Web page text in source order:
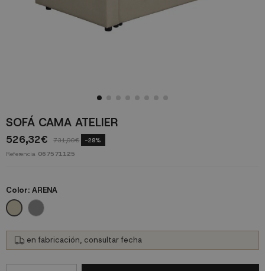
SOFÁ CAMA ATELIER
526,32€ 731,00€ -28%
Referencia 067571125
Color: ARENA
ARENA
GRIS
en fabricación, consultar fecha